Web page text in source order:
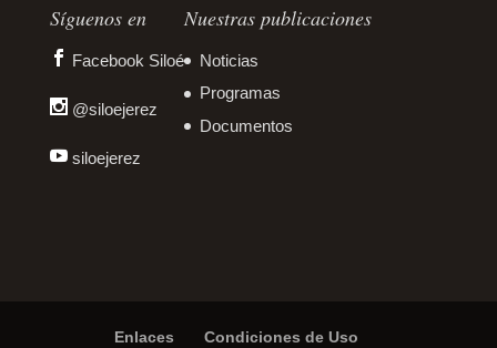
Síguenos en
Facebook Siloé
@siloejerez
siloejerez
Nuestras publicaciones
Noticias
Programas
Documentos
Enlaces Condiciones de Uso